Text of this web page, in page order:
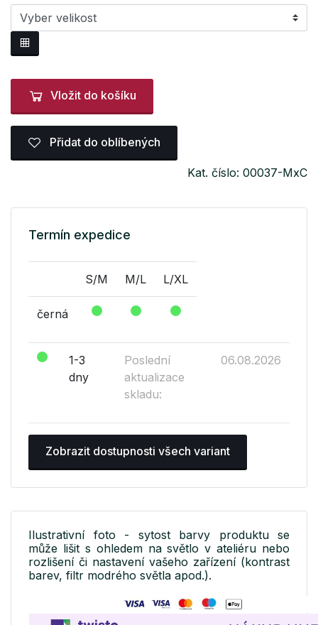
Vložit do košíku
Přidat do oblíbených
Kat. číslo: 00037-MxC
Termín expedice
S/M M/L L/XL
černá
1-3
dny
Poslední
aktualizace
skladu:
06.08.2026
Zobrazit dostupnosti všech variant
Ilustrativní foto - sytost barvy produktu se
může lišit s ohledem na světlo v ateliéru nebo
rozlišení či nastavení vašeho zařízení (kontrast
barev, filtr modrého světla apod.).